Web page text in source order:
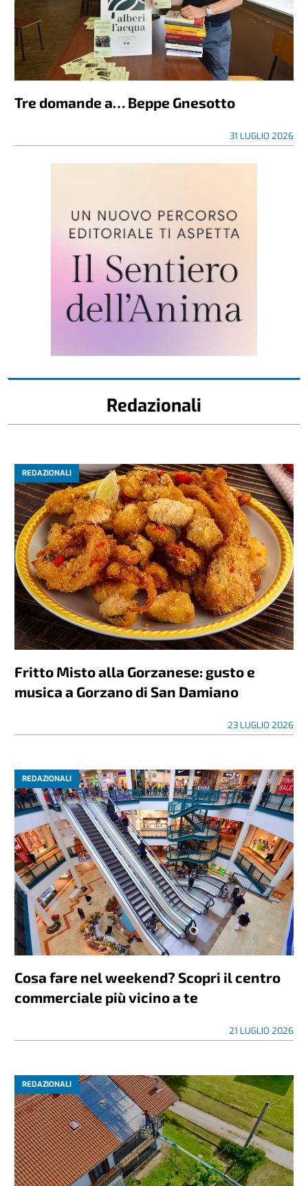
Tre domande a… Beppe Gnesotto
31 LUGLIO 2026
Redazionali
REDAZIONALI
Fritto Misto alla Gorzanese: gusto e
musica a Gorzano di San Damiano
23 LUGLIO 2026
REDAZIONALI
Cosa fare nel weekend? Scopri il centro
commerciale più vicino a te
21 LUGLIO 2026
REDAZIONALI